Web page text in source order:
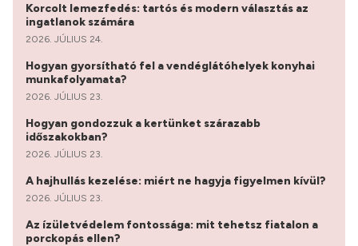
Korcolt lemezfedés: tartós és modern választás az
ingatlanok számára
2026. JÚLIUS 24.
Hogyan gyorsítható fel a vendéglátóhelyek konyhai
munkafolyamata?
2026. JÚLIUS 23.
Hogyan gondozzuk a kertünket szárazabb
időszakokban?
2026. JÚLIUS 23.
A hajhullás kezelése: miért ne hagyja figyelmen kívül?
2026. JÚLIUS 23.
Az ízületvédelem fontossága: mit tehetsz fiatalon a
porckopás ellen?